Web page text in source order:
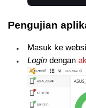
Pengujian
Masuk ke
Login dengan